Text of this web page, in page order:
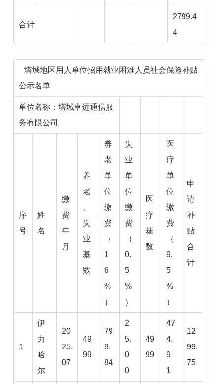
合计
2799.4
4
塔城地区用人单位招用就业困难人员社会保险补贴
公示名单
单位名称：塔城卓远通信服
务有限公司
序
号
姓
名
缴
费
年
月
养
老
失
业
基
数
养
老
单
位
缴
费
（
1
6
%
）
失
业
单
位
缴
费
（
0.
5
%
）
医
疗
基
数
医
疗
单
位
缴
费
（
9.
5
%
）
申
请
补
贴
合
计
1
伊
力
哈
尔
20
25.
07
49
99
79
9.
84
2
5.
0
0
49
99
47
4.
9
1
12
99.
75